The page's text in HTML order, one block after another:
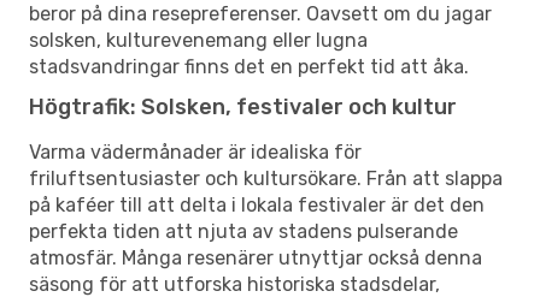
beror på dina resepreferenser. Oavsett om du jagar
solsken, kulturevenemang eller lugna
stadsvandringar finns det en perfekt tid att åka.
Högtrafik: Solsken, festivaler och kultur
Varma vädermånader är idealiska för
friluftsentusiaster och kultursökare. Från att slappa
på kaféer till att delta i lokala festivaler är det den
perfekta tiden att njuta av stadens pulserande
atmosfär. Många resenärer utnyttjar också denna
säsong för att utforska historiska stadsdelar,